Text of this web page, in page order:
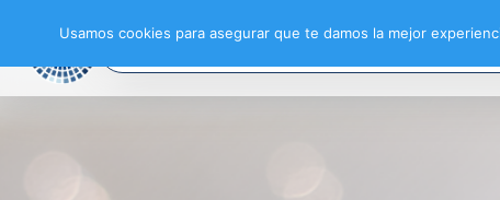
Usamos cookies para asegurar que te damos la mejor